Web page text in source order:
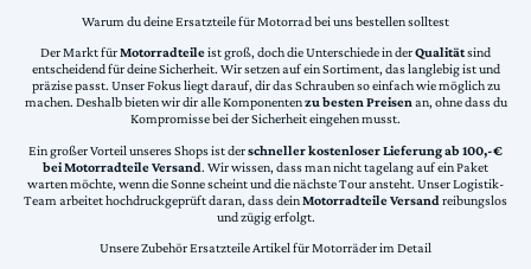
Warum du deine Ersatzteile für Motorrad bei uns bestellen solltest
Der Markt fürMotorradteileist groß, doch die Unterschiede in derQualitätsind
entscheidend für deine Sicherheit. Wir setzen auf ein Sortiment, das langlebig ist und
präzise passt. Unser Fokus liegt darauf, dir das Schrauben so einfach wie möglich zu
machen. Deshalb bieten wir dir alle Komponentenzu besten Preisenan, ohne dass du
Kompromisse bei der Sicherheit eingehen musst.
Ein großer Vorteil unseres Shops ist derschneller kostenloser Lieferung ab 100,-€
bei Motorradteile Versand. Wir wissen, dass man nicht tagelang auf ein Paket
warten möchte, wenn die Sonne scheint und die nächste Tour ansteht. Unser Logistik-
Team arbeitet hochdruckgeprüft daran, dass deinMotorradteile Versand reibungslos
und zügig erfolgt.
Unsere Zubehör Ersatzteile Artikel für Motorräder im Detail